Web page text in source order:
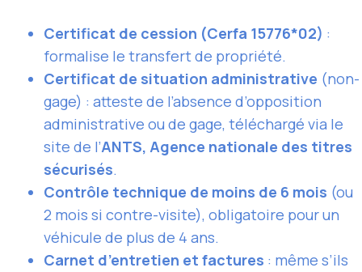
Certificat de cession (Cerfa 15776*02) :
formalise le transfert de propriété.
Certificat de situation administrative (non-
gage) : atteste de l’absence d’opposition
administrative ou de gage, téléchargé via le
site de l’ANTS, Agence nationale des titres
sécurisés.
Contrôle technique de moins de 6 mois (ou
2 mois si contre-visite), obligatoire pour un
véhicule de plus de 4 ans.
Carnet d’entretien et factures : même s’ils